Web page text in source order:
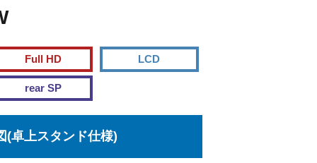
Full HD LCD
rear SP
(卓上スタンド仕様)